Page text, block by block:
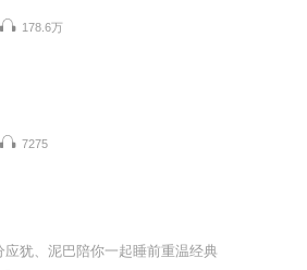
178.6万
7275
应犹、泥巴陪你一起睡前重温经典